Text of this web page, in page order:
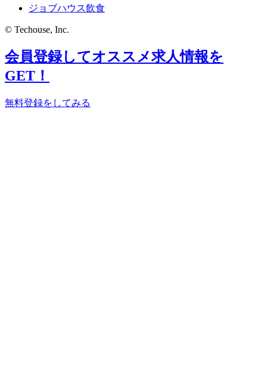
ジョブハウス飲食
© Techouse, Inc.
会員登録してオススメ求人情報を
GET！
無料登録をしてみる